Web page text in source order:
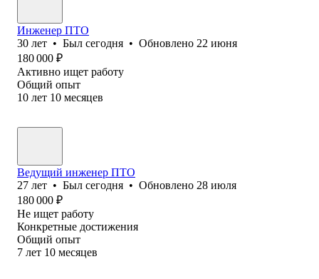
Инженер ПТО
30 лет • Был сегодня • Обновлено 22 июня
180 000 ₽
Активно ищет работу
Общий опыт
10 лет 10 месяцев
Ведущий инженер ПТО
27 лет • Был сегодня • Обновлено 28 июля
180 000 ₽
Не ищет работу
Конкретные достижения
Общий опыт
7 лет 10 месяцев